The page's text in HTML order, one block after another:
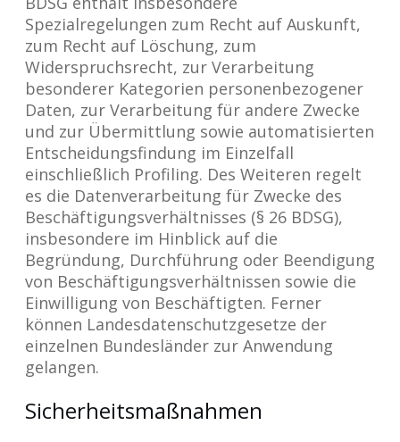
Spezialregelungen zum Recht auf Auskunft,
zum Recht auf Löschung, zum
Widerspruchsrecht, zur Verarbeitung
besonderer Kategorien personenbezogener
Daten, zur Verarbeitung für andere Zwecke
und zur Übermittlung sowie automatisierten
Entscheidungsfindung im Einzelfall
einschließlich Profiling. Des Weiteren regelt
es die Datenverarbeitung für Zwecke des
Beschäftigungsverhältnisses (§ 26 BDSG),
insbesondere im Hinblick auf die
Begründung, Durchführung oder Beendigung
von Beschäftigungsverhältnissen sowie die
Einwilligung von Beschäftigten. Ferner
können Landesdatenschutzgesetze der
einzelnen Bundesländer zur Anwendung
gelangen.
Sicherheitsmaßnahmen